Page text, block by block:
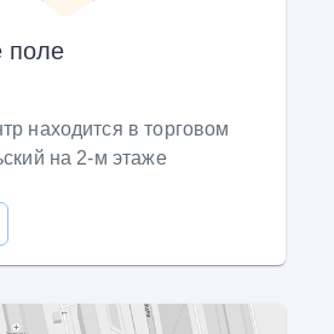
поле
находится в торговом
на 2-м этаже